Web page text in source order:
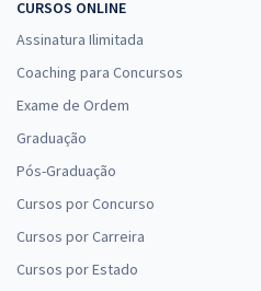
CURSOS ONLINE
Assinatura Ilimitada
Coaching para Concursos
Exame de Ordem
Graduação
Pós-Graduação
Cursos por Concurso
Cursos por Carreira
Cursos por Estado